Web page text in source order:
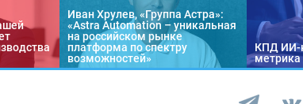
Иван Хрулев, «Группа Астра»:
«Astra Automation – уникальная
на российском рынке
платформа по спектру
возможностей»
КПД ИИ-
метрика